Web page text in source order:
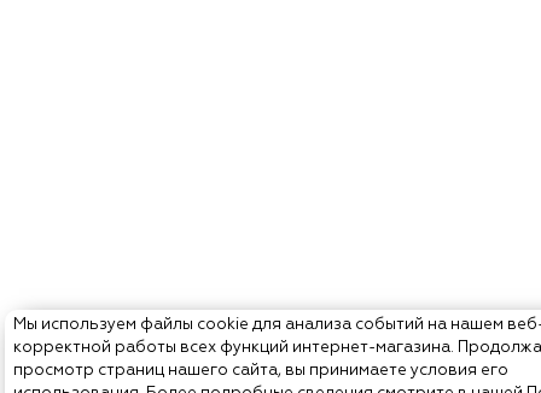
Мы используем файлы cookie для анализа событий на нашем
корректной работы всех функций интернет-магазина.
просмотр страниц нашего сайта, вы принимаете условия его